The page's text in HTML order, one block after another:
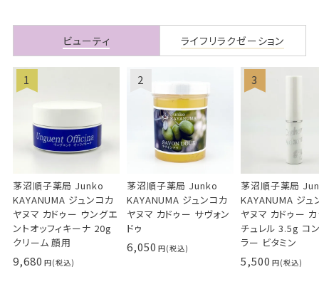
ビューティ ライフリラクゼーション
茅沼順子薬局 Junko
KAYANUMA ジュンコカ
ヤヌマ カドゥー ウングエ
ントオッフィキーナ 20g
クリーム 顔用
9,680
茅沼順子薬局 Junko
KAYANUMA ジュンコカ
ヤヌマ カドゥー サヴォン
ドゥ
6,050
茅沼順子薬局
KAYANUMA ジュ
ヤヌマ カドゥー
チュレル 3.5g コ
ラー ビタミン
5,500